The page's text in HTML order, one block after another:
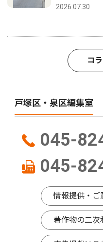
2026.07.30
コ
戸塚区・泉区編集室
045-
045-
情報提供・ご
著作物の二次